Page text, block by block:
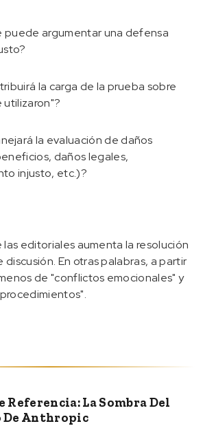
puede argumentar una defensa
la carga de la prueba sobre
utilizaron"?
la evaluación de daños
daños legales,
injusto, etc.)?
editoriales aumenta la resolución
En otras palabras, a partir
de "conflictos emocionales" y
Referencia: La Sombra Del
De Anthropic